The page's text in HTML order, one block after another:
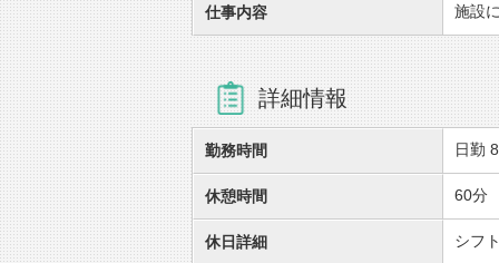
仕事内容 施設
詳細情報
勤務時間 日勤
休憩時間 60分
休日詳細 シフ